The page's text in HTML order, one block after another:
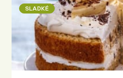
SLADKÉ